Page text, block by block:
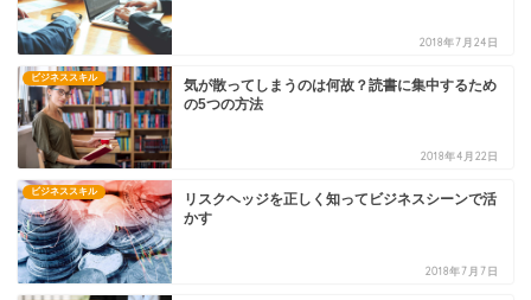
2018年7月24日
ビジネススキル
気が散ってしまうのは何故？読書に集中するため
の5つの方法
2018年4月22日
ビジネススキル
リスクヘッジを正しく知ってビジネスシーンで活
かす
2018年7月7日